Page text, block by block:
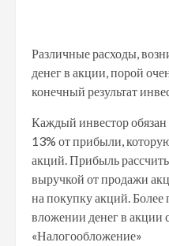
Различные расходы,
денег в акции, порой
конечный результат
Каждый инвестор
13% от прибыли,
акций. Прибыль
выручкой от продажи
на покупку акций. Более
вложении денег в акции
«Налогообложение»